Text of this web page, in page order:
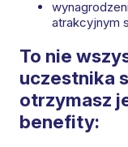
atrakcyjnym
To nie
uczestnika
otrzymasz
benefity: